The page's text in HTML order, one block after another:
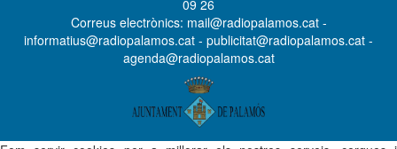
09 26
Correus electrònics: mail@radiopalamos.cat -
informatius@radiopalamos.cat - publicitat@radiopalamos.cat -
agenda@radiopalamos.cat